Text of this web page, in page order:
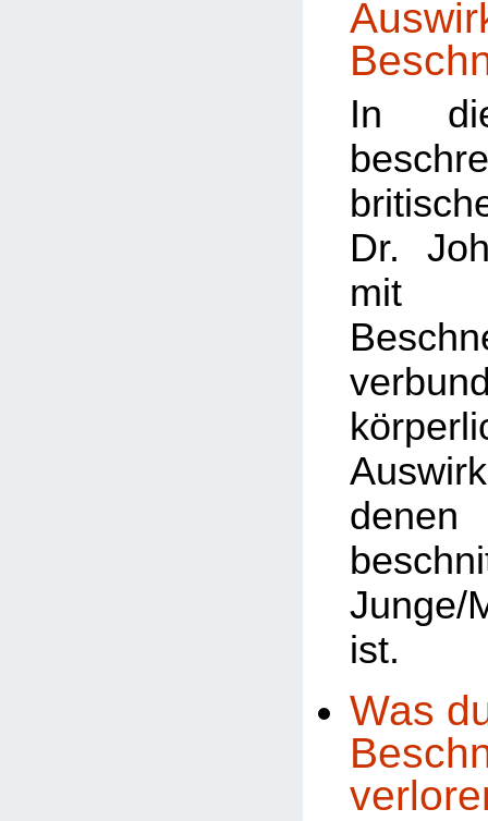
In
Dr.
Junge/
ist.
Was